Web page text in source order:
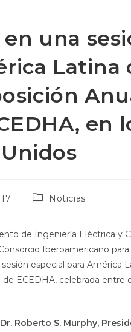
una
Latina
en
Noticias
de Ingeniería Eléctrica y
Iberoamericano
especial para América
ECEDHA, celebrada entre
Dr. Roberto S. Murphy,